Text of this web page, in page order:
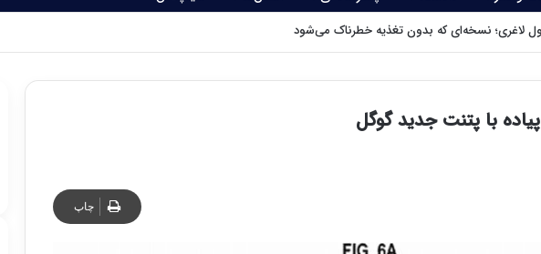
لاغری؛ نسخه‌ای که بدون تغذیه خطرناک می‌شود
با پتنت جدید گوگل
چاپ